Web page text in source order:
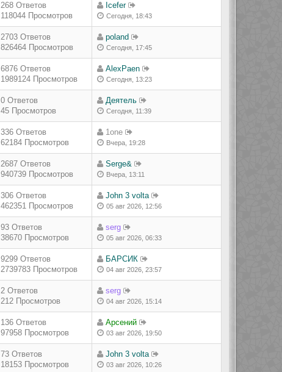
268 Ответов
118044 Просмотров
Icefer
Сегодня, 18:43
2703 Ответов
826464 Просмотров
poland
Сегодня, 17:45
6876 Ответов
1989124 Просмотров
AlexPaen
Сегодня, 13:23
0 Ответов
45 Просмотров
Деятель
Сегодня, 11:39
336 Ответов
62184 Просмотров
1one
Вчера, 19:28
2687 Ответов
940739 Просмотров
Serge&
Вчера, 13:11
306 Ответов
462351 Просмотров
John 3 volta
05 авг 2026, 12:56
93 Ответов
38670 Просмотров
serg
05 авг 2026, 06:33
9299 Ответов
2739783 Просмотров
БАРСИК
04 авг 2026, 23:57
2 Ответов
212 Просмотров
serg
04 авг 2026, 15:14
136 Ответов
97958 Просмотров
Арсений
03 авг 2026, 19:50
73 Ответов
18153 Просмотров
John 3 volta
03 авг 2026, 10:26